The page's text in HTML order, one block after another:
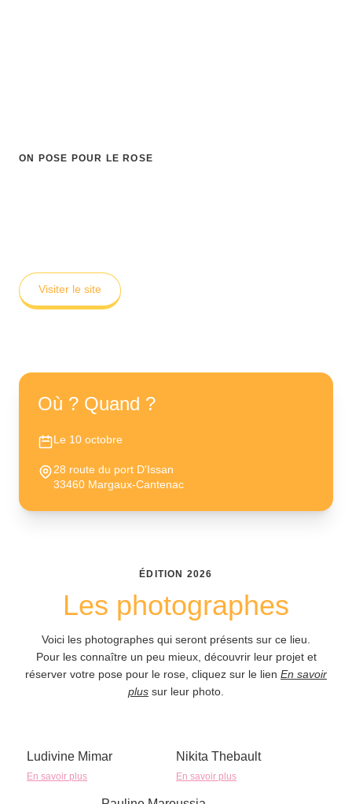
ON POSE POUR LE ROSE
Visiter le site
Où ? Quand ?
Le 10 octobre
28 route du port D'Issan
33460 Margaux-Cantenac
ÉDITION 2026
Les photographes
Voici les photographes qui seront présents sur ce lieu.
Pour les connaître un peu mieux, découvrir leur projet et
réserver votre pose pour le rose, cliquez sur le lien En savoir
plus sur leur photo.
Ludivine Mimar
En savoir plus
Nikita Thebault
En savoir plus